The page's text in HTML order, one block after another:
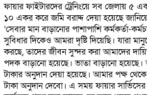
ফায়ার ফাইটারদের ট্রেনিংয়ে সব জেলায় ৫
১০ একর করে জমি বরাদ্দ দেয়া হয়েছে
‘সেবার মান বাড়ানোর পাশাপাশি কর্মকর্তা-
সুবিধার দিকেও আমরা দৃষ্টি দিয়েছি। যারা
করছে, তাদের জীবন সুন্দর করা আমাদের
পদক বাড়ানো হয়েছে। ভাতা বাড়ানো
টাকার অনুদান দেয়া হয়েছে। আমার পক্ষ
টাকা অনুদান দেবো। এ সময় ফায়ার